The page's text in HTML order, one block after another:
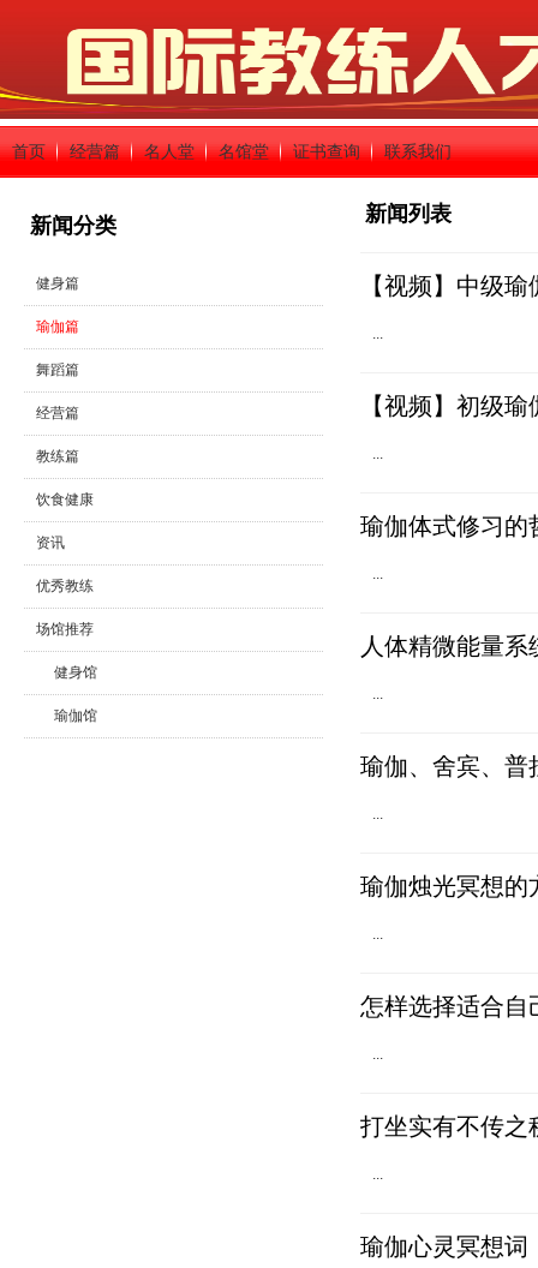
首页 经营篇 名人堂 名馆堂 证书查询 联系我们
新闻分类
健身篇
瑜伽篇
舞蹈篇
经营篇
教练篇
饮食健康
资讯
优秀教练
场馆推荐
健身馆
瑜伽馆
新闻列表
【视频】中级
...
【视频】初级
...
瑜伽体式修习的
...
人体精微能量系
...
瑜伽、舍宾、普
...
瑜伽烛光冥想的
...
怎样选择适合自
...
打坐实有不传之
...
瑜伽心灵冥想词